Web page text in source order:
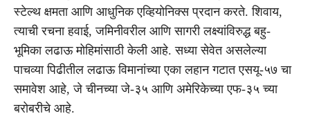
स्टेल्थ क्षमता आणि आधुनिक एव्हियोनिक्स प्रदान करते. शिवाय,
त्याची रचना हवाई, जमिनीवरील आणि सागरी लक्ष्यांविरुद्ध बहु-
भूमिका लढाऊ मोहिमांसाठी केली आहे. सध्या सेवेत असलेल्या
पाचव्या पिढीतील लढाऊ विमानांच्या एका लहान गटात एसयू-५७ चा
समावेश आहे, जे चीनच्या जे-३५ आणि अमेरिकेच्या एफ-३५ च्या
बरोबरीचे आहे.